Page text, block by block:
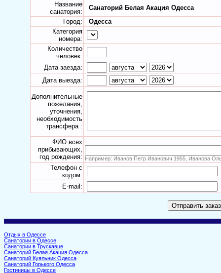
Название
санатория:
Санаторий Белая Акация Одесса
Город:
Одесса
Категория
номера:
Количество
человек:
Дата заезда:
Дата выезда:
Дополнительные
пожелания,
уточнения,
необходимость
трансфера :
ФИО всех
прибывающих,
год рождения: Например: Иванов Петр Иванович 1955, Иванова
Телефон с
кодом:
E-mail:
Отдых в Одессе
Санатории в Одессе
Санатории в Трускавце
Санаторий Белая Акация Одесса
Санаторий Куяльник Одесса
Санаторий Горького Одесса
Гостиницы в Одессе